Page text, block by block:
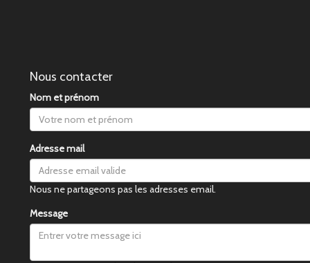
Nous contacter
Nom et prénom
Adresse mail
Nous ne partageons pas les adresses email.
Message